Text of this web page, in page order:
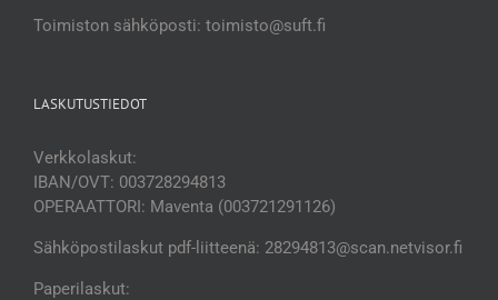
Toimiston sähköposti: toimisto@suft.fi
LASKUTUSTIEDOT
Verkkolaskut:
IBAN/OVT: 003728294813
OPERAATTORI: Maventa (003721291126)
Sähköpostilaskut pdf-liitteenä: 28294813@scan.netvisor.fi
Paperilaskut: